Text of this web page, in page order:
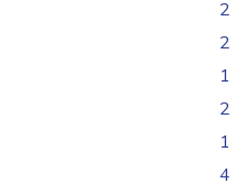
2
2
1
2
1
4